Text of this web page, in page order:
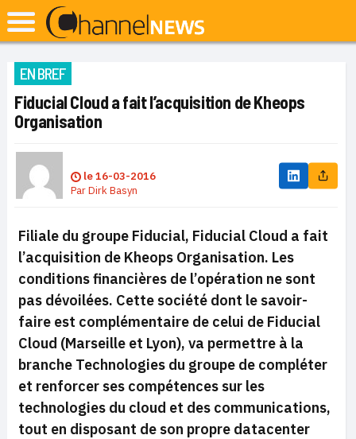
EN BREF
Fiducial Cloud a fait l’acquisition de Kheops
Organisation
le16-03-2016
ParDirk Basyn
Filiale du groupe Fiducial, Fiducial Cloud a fait
l’acquisition de Kheops Organisation. Les
conditions financières de l’opération ne sont
pas dévoilées. Cette société dont le savoir-
faire est complémentaire de celui de Fiducial
Cloud (Marseille et Lyon), va permettre à la
branche Technologies du groupe de compléter
et renforcer ses compétences sur les
technologies du cloud et des communications,
tout en disposant de son propre datacenter